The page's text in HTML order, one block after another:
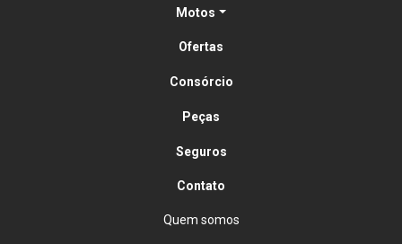
Motos
Ofertas
Consórcio
Peças
Seguros
Contato
Quem somos